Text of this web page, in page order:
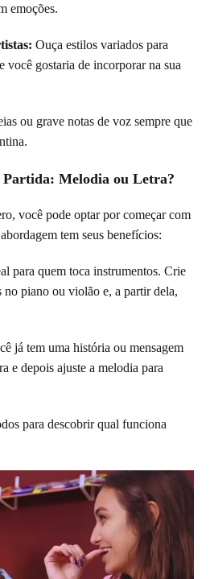
emoções.
Ouça estilos variados para
você gostaria de incorporar na sua
ou grave notas de voz sempre que
Partida: Melodia ou Letra?
você pode optar por começar com
tem seus benefícios:
para quem toca instrumentos. Crie
no piano ou violão e, a partir dela,
já tem uma história ou mensagem
e depois ajuste a melodia para
para descobrir qual funciona